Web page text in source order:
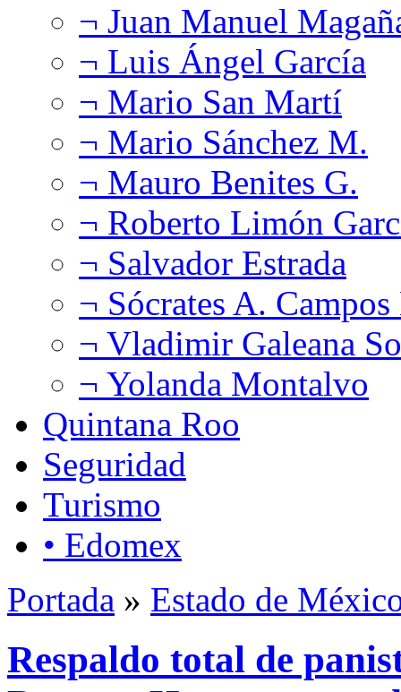
¬ Juan Manuel
¬ Luis Ángel García
¬ Mario San Martí
¬ Mario Sánchez M.
¬ Mauro Benites G.
¬ Roberto Limón
¬ Salvador Estrada
¬ Sócrates A.
¬ Vladimir Galeana
¬ Yolanda Montalvo
Quintana Roo
Seguridad
Turismo
• Edomex
Portada » Estado de
Respaldo total de